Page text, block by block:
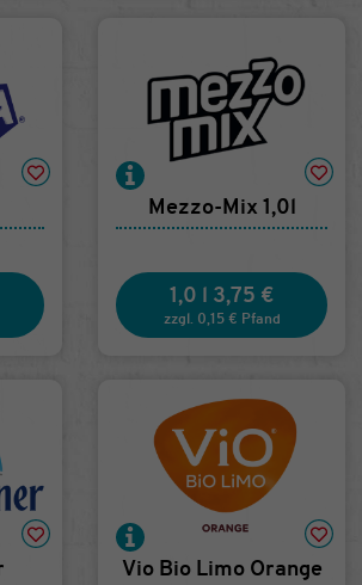
Mezzo-Mix 1,0l
1,0 l 3,75 €
zzgl. 0,15 € Pfand
Vio Bio Limo Orange